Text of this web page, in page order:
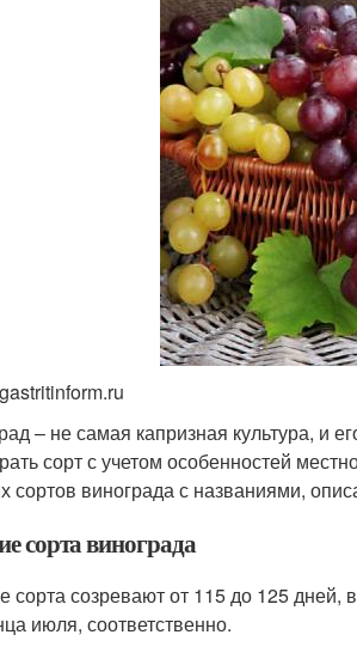
– не самая капризная культура, и
сорт с учетом особенностей
сортов винограда с названиями,
сорта винограда
сорта созревают от 115 до 125 дней,
июля, соответственно.